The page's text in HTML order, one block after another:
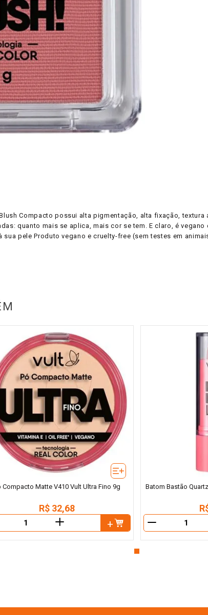
Compacto possui alta pigmentação, alta fixação,
quanto mais se aplica, mais cor se tem. E claro, é
pele Produto vegano e cruelty-free (sem testes em
Compacto Matte V410 Vult Ultra Fino 9g
R$ 32,68
＋
Batom Bastão